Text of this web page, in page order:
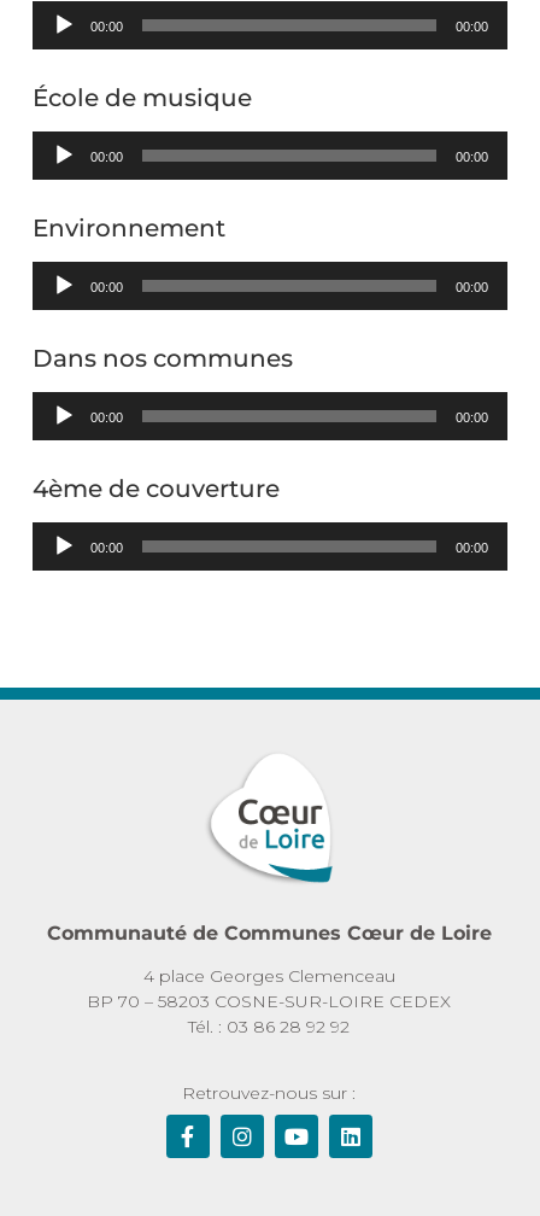
Lecteur
00:00 00:00
École de musique
Lecteur
00:00 00:00
Environnement
Lecteur
00:00 00:00
Dans nos communes
Lecteur
00:00 00:00
4ème de couverture
Lecteur
00:00 00:00
Communauté de Communes Cœur de Loire
4 place Georges Clemenceau
BP 70 – 58203 COSNE-SUR-LOIRE CEDEX
Tél. : 03 86 28 92 92
Retrouvez-nous sur :